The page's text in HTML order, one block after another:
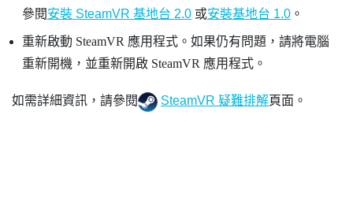
參閱安裝 SteamVR 基地台 2.0或安裝基地台 1.0。
重新啟動 SteamVR 應用程式。如果仍有問題，請將電腦
重新開機，並重新開啟 SteamVR 應用程式。
如需詳細資訊，請參閱 SteamVR 疑難排解頁面。